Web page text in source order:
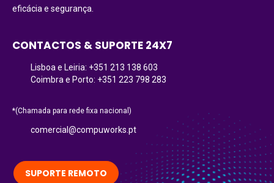
eficácia e segurança.
CONTACTOS & SUPORTE 24X7
Lisboa e Leiria: +351 213 138 603
Coimbra e Porto: +351 223 798 283
*(Chamada para rede fixa nacional)
comercial@compuworks.pt
SUPORTE REMOTO